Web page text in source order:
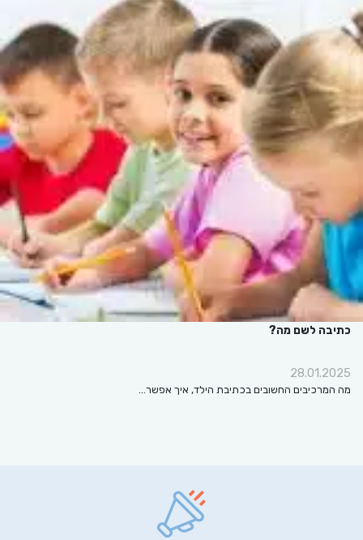
כתיבה לשם מה?
28.01.2025
מה המרכיבים החשובים בכתיבת הילד, איך אפשר…